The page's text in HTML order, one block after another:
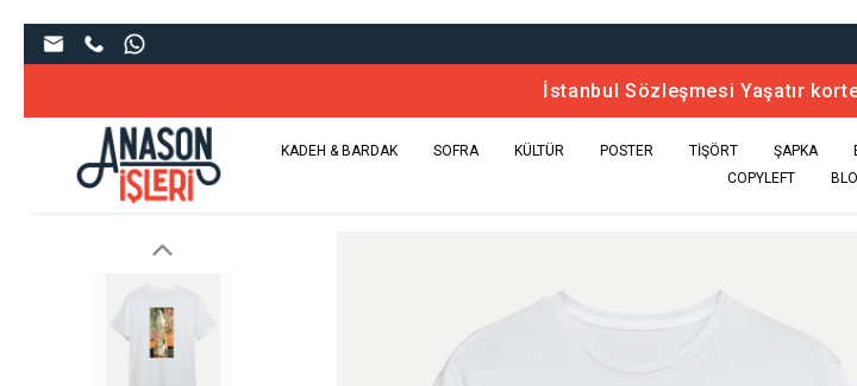
İstanbul Sözleşmesi Yaşatır
KADEH & BARDAK SOFRA KÜLTÜR POSTER TİŞÖRT ŞAPKA
COPYLEFT